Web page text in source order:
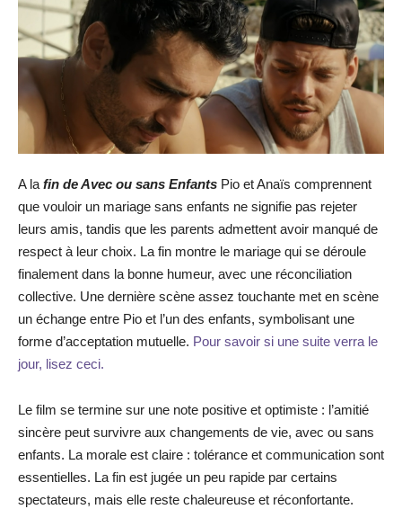
A la fin de Avec ou sans Enfants Pio et Anaïs comprennent
que vouloir un mariage sans enfants ne signifie pas rejeter
leurs amis, tandis que les parents admettent avoir manqué de
respect à leur choix. La fin montre le mariage qui se déroule
finalement dans la bonne humeur, avec une réconciliation
collective. Une dernière scène assez touchante met en scène
un échange entre Pio et l’un des enfants, symbolisant une
forme d’acceptation mutuelle. Pour savoir si une suite verra le
jour, lisez ceci.
Le film se termine sur une note positive et optimiste : l’amitié
sincère peut survivre aux changements de vie, avec ou sans
enfants. La morale est claire : tolérance et communication sont
essentielles. La fin est jugée un peu rapide par certains
spectateurs, mais elle reste chaleureuse et réconfortante.